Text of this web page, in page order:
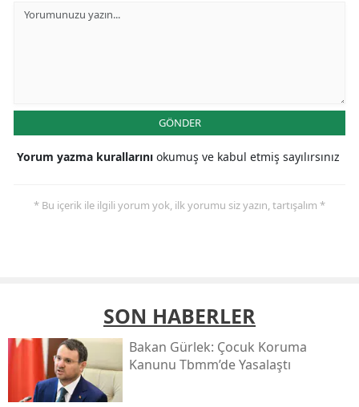
GÖNDER
Yorum yazma kurallarını okumuş ve kabul etmiş sayılırsınız
* Bu içerik ile ilgili yorum yok, ilk yorumu siz yazın, tartışalım *
SON HABERLER
Bakan Gürlek: Çocuk Koruma
Kanunu Tbmm’de Yasalaştı